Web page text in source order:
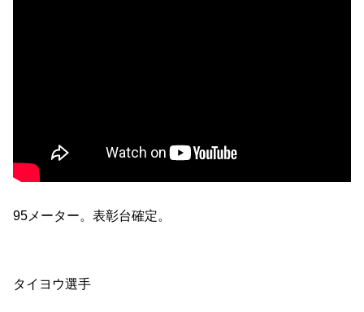
95メーター。表彰台確定。
タイヨウ選手